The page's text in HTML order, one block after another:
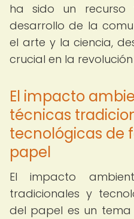
ha sido un recurso
desarrollo de la
el arte y la ciencia,
crucial en la
El impacto
técnicas
tecnológicas de
papel
El impacto
tradicionales y
del papel es un